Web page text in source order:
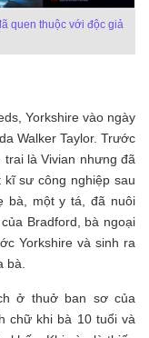
quen thuộc với độc giả
Yorkshire vào ngày
Walker Taylor. Trước
là Vivian nhưng đã
sư công nghiệp sau
bà, một y tá, đã nuôi
Bradford, bà ngoại
Yorkshire và sinh ra
bà.
ở thuở ban sơ của
chữ khi bà 10 tuổi và